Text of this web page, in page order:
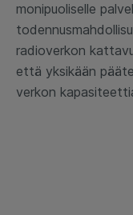
monipuoliselle
radioverkon
että yksikään
verkon